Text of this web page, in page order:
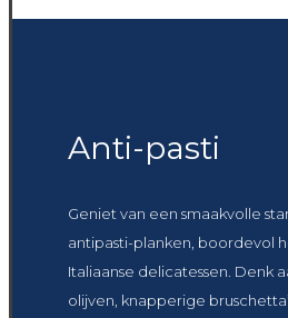
Anti-pasti
Geniet van een smaakvolle
antipasti-planken, boordevol
Italiaanse delicatessen. Denk
olijven, knapperige